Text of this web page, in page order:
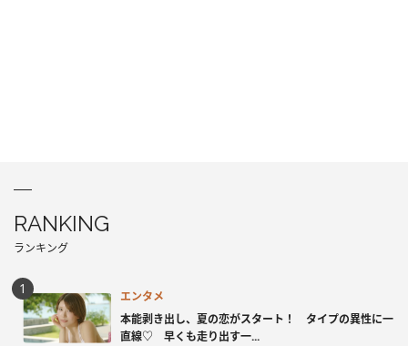
RANKING
ランキング
エンタメ
本能剥き出し、夏の恋がスタート！ タイプの異性に一
直線♡ 早くも走り出す一...